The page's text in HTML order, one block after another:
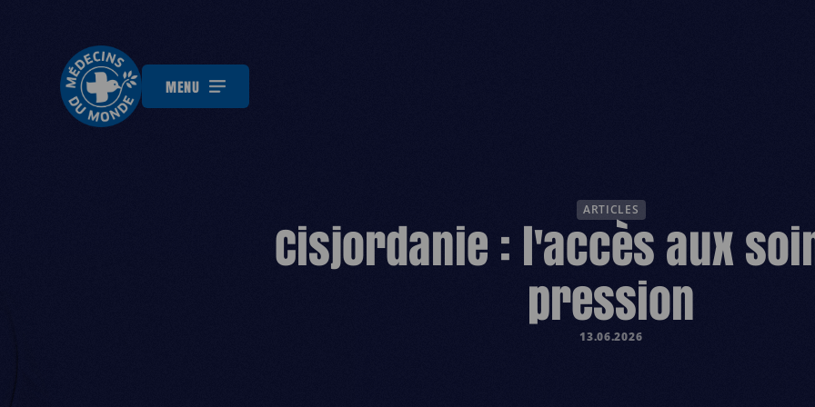
MENU ESPACE
ARTICLES
Cisjordanie : l'accès aux
pression
13.06.2026